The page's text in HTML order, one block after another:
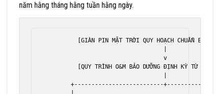
năm hằng tháng hằng tuần hằng ngày.
[GIÀN PIN MẶT TRỜI QUY HOẠCH CHUẨN EPC
                                   v
[QUY TRÌNH O&M BẢO DƯỠNG ĐỊNH KỲ TỪ 3 -
+--------------------------